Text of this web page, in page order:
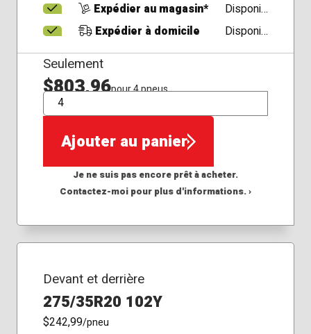
Expédier au magasin*
Disponible
Expédier à domicile
Disponible
Seulement
$803,96pour 4 pneus
QTÉ
Ajouter au panier
Je ne suis pas encore prêt à acheter.
Contactez-moi pour plus d'informations. ›
Devant et derrière
275/35R20 102Y
$242,99/pneu